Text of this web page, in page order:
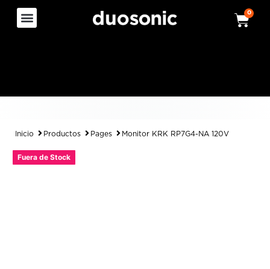
0
Inicio Productos Pages Monitor KRK RP7G4-NA 120V
Fuera de Stock